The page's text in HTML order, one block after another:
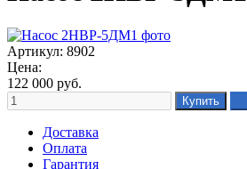
Артикул: 8902
Цена:
122 000 руб.
Доставка
Оплата
Гарантия